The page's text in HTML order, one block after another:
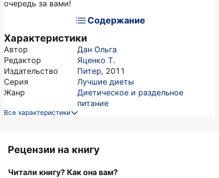
очередь за вами!
Содержание
Характеристики
Автор
Дан Ольга
Редактор
Яценко Т.
Издательство
Питер, 2011
Серия
Лучшие диеты
Жанр
Диетическое и раздельное
питание
Все характеристики
Рецензии на книгу
Читали книгу? Как она вам?